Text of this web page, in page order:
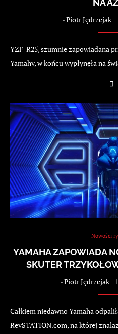
NA
-Piotr Jędrzejak
YZF-R25, szumnie zapowiadana
Yamahy, w końcu wypłynęła na
Nowości
YAMAHA ZAPOWIADA
SKUTER
-Piotr Jędrzejak
Całkiem niedawno Yamaha
RevSTATION.com, na której